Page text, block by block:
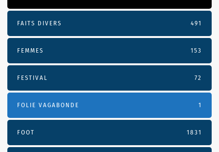
FAITS DIVERS 491
FEMMES 153
FESTIVAL 72
FOLIE VAGABONDE 1
FOOT 1831